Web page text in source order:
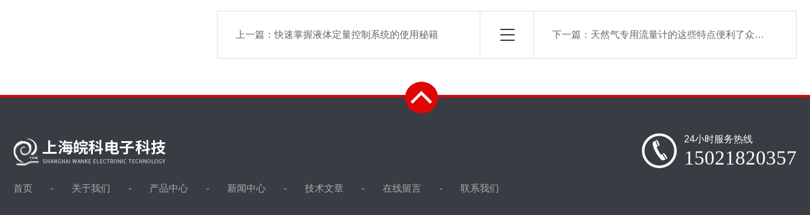
上一篇：快速掌握液体定量控制系统的使用秘籍 下一篇： 天然气专用流量计的这些特点便利了众多行业
首页 关于我们 产品中心 新闻中心 技术文章 在线留言 联系我们
24小时服务热线
15021820357